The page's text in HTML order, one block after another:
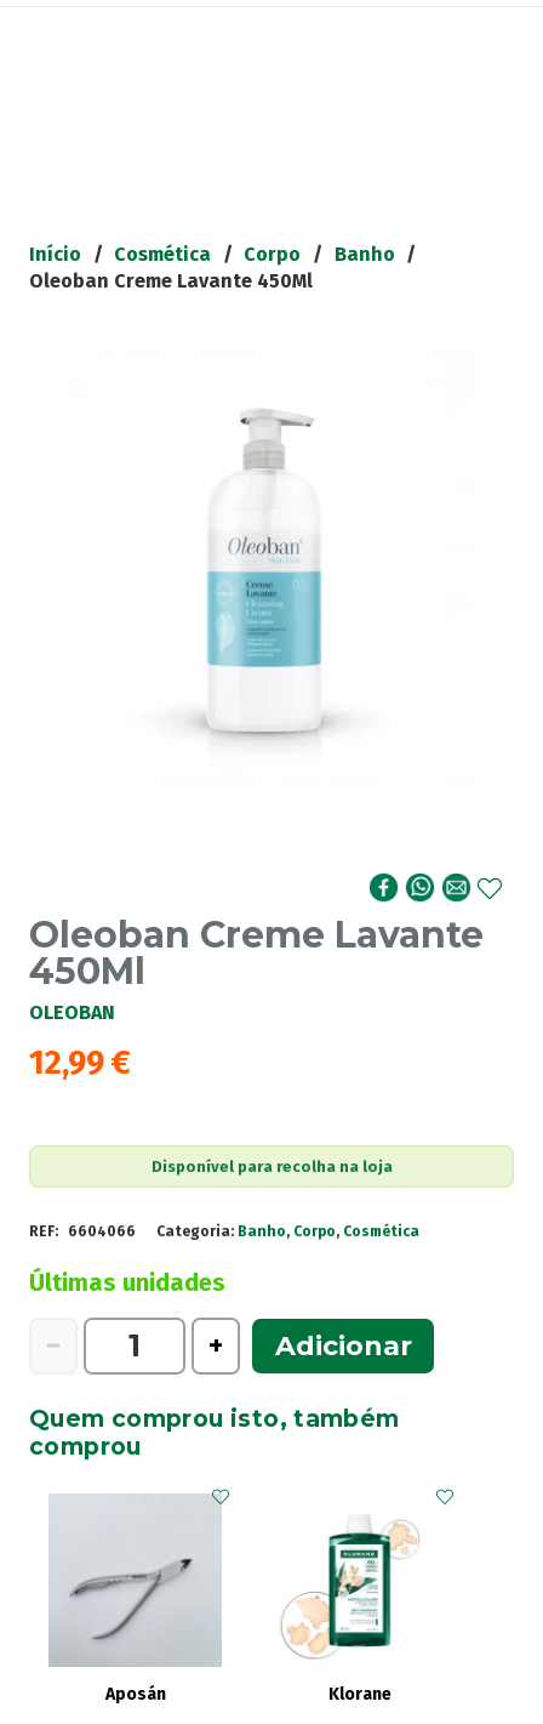
Início / Cosmética / Corpo / Banho /
Oleoban Creme Lavante 450Ml
Oleoban Creme Lavante
450Ml
OLEOBAN
12,99€
Disponível para recolha na loja
REF: 6604066 Categoria: Banho, Corpo, Cosmética
Últimas unidades
−
Quantidade
Creme
Lavante
450Ml
+ Adicionar
Quem comprou isto, também
comprou
Aposán Klorane